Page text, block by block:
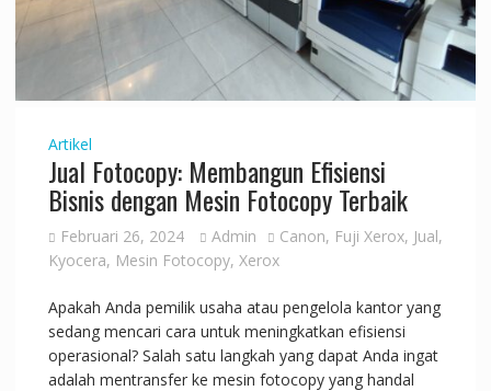
Artikel
Jual Fotocopy: Membangun Efisiensi
Bisnis dengan Mesin Fotocopy Terbaik
Februari 26, 2024 Admin Canon, Fuji Xerox, Jual,
Kyocera, Mesin Fotocopy, Xerox
Apakah Anda pemilik usaha atau pengelola kantor yang
sedang mencari cara untuk meningkatkan efisiensi
operasional? Salah satu langkah yang dapat Anda ingat
adalah mentransfer ke mesin fotocopy yang handal